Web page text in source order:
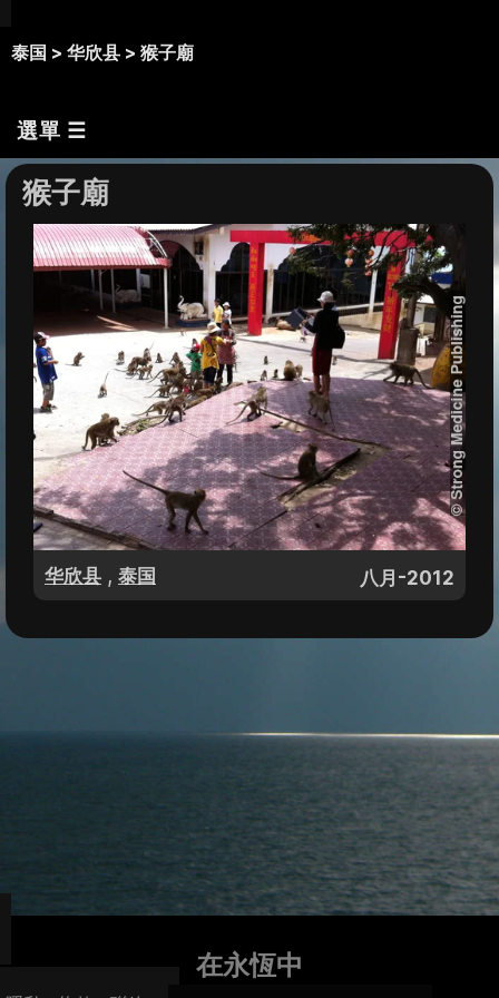
泰国 > 华欣县 > 猴子廟
選單 ☰
猴子廟
华欣县 , 泰国 八月-2012
在永恆中